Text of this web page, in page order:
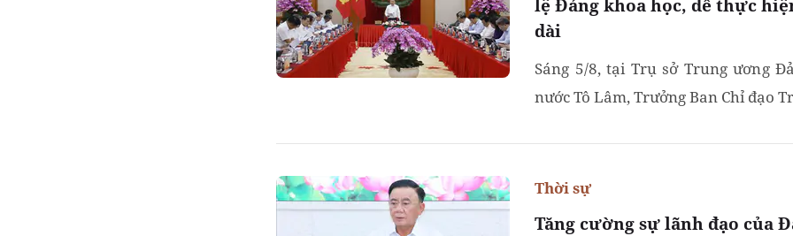
lệ Đảng khoa học, dễ thực
dài
Sáng 5/8, tại Trụ sở Trung ương
nước Tô Lâm, Trưởng Ban Chỉ đạo
Tăng cường sự lãnh đạo của
Thời sự